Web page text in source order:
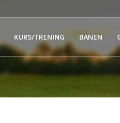
KURS/TRENING BANEN